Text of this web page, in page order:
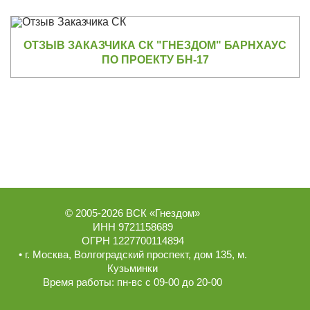
ОТЗЫВ ЗАКАЗЧИКА СК "ГНЕЗДОМ" БАРНХАУС
ПО ПРОЕКТУ БН-17
© 2005-2026 ВСК «Гнездом»
ИНН 9721158689
ОГРН 1227700114894
• г. Москва, Волгоградский проспект, дом 135, м.
Кузьминки
Время работы: пн-вс с 09-00 до 20-00